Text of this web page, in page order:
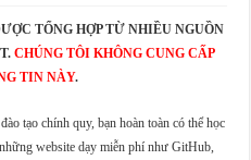
TỔNG HỢP TỪ NHIỀU NGUỒN
CHÚNG TÔI KHÔNG CUNG CẤP
TIN NÀY.
tạo chính quy, bạn hoàn toàn có thể học
website dạy miễn phí như GitHub,